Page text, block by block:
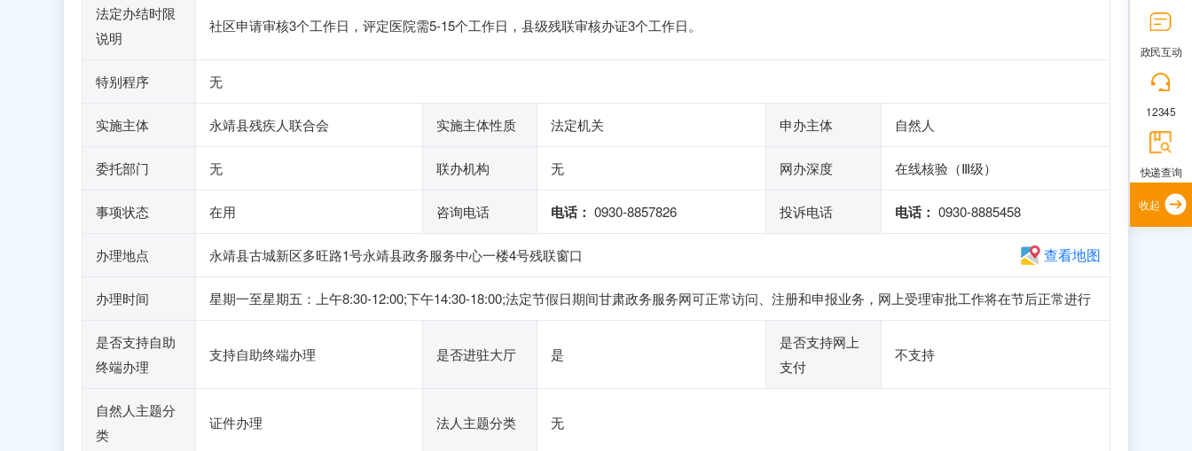
法定办结时限
说明
社区申请审核3个工作日，评定医院需5-15个工作日，县级残联审核办证3个工作日。
特别程序 无
实施主体 永靖县残疾人联合会 实施主体性质 法定机关 申办主体 自然人
委托部门 无 联办机构 无 网办深度 在线核验（Ⅲ级）
事项状态 在用 咨询电话 电话： 0930-8857826 投诉电话 电话： 0930-8885458
办理地点 永靖县古城新区多旺路1号永靖县政务服务中心一楼4号残联窗口 查看地图
办理时间 星期一至星期五：上午8:30-12:00;下午14:30-18:00;法定节假日期间甘肃政务服务网可正常访问、注册和申报业务，网上受理审批工作将在节后正常进行
是否支持自助
终端办理
支持自助终端办理 是否进驻大厅 是
是否支持网上
支付
不支持
自然人主题分
类
证件办理 法人主题分类 无
政民互动
12345
快递查询
收起